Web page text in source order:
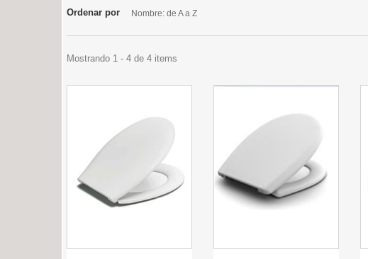
Ordenar por Nombre: de A a Z
Mostrando 1 - 4 de 4 items